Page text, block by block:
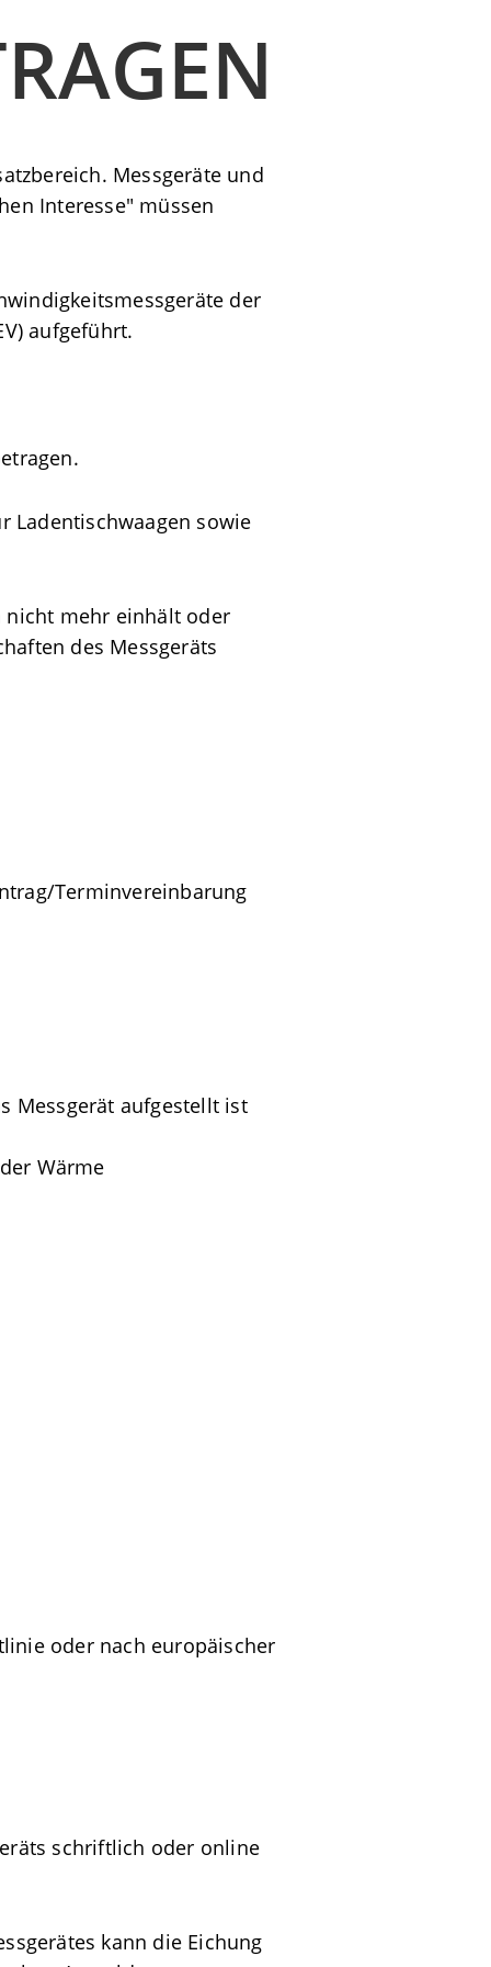
Messgeräte und
Interesse" müssen
der
aufgeführt.
Ladentischwaagen sowie
nicht mehr einhält oder
des Messgeräts
Terminvereinbarung
Messgerät aufgestellt ist
Wärme
oder nach europäischer
schriftlich oder online
kann die Eichung